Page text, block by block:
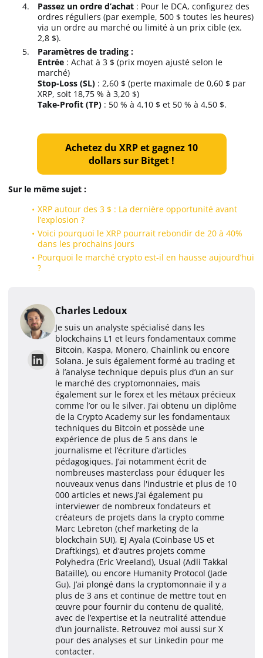
Passez un ordre d’achat : Pour le DCA, configurez des
ordres réguliers (par exemple, 500 $ toutes les heures)
via un ordre au marché ou limité à un prix cible (ex.
2,8 $).
Paramètres de trading :
Entrée : Achat à 3 $ (prix moyen ajusté selon le
marché)
Stop-Loss (SL) : 2,60 $ (perte maximale de 0,60 $ par
XRP, soit 18,75 % à 3,20 $)
Take-Profit (TP) : 50 % à 4,10 $ et 50 % à 4,50 $.
Achetez du XRP et gagnez 10
dollars sur Bitget !
Sur le même sujet :
XRP autour des 3 $ : La dernière opportunité avant
l’explosion ?
Voici pourquoi le XRP pourrait rebondir de 20 à 40%
dans les prochains jours
Pourquoi le marché crypto est-il en hausse aujourd’hui
?
Charles Ledoux
Je suis un analyste spécialisé dans les
blockchains L1 et leurs fondamentaux comme
Bitcoin, Kaspa, Monero, Chainlink ou encore
Solana. Je suis également formé au trading et
à l’analyse technique depuis plus d’un an sur
le marché des cryptomonnaies, mais
également sur le forex et les métaux précieux
comme l’or ou le silver. J’ai obtenu un diplôme
de la Crypto Academy sur les fondamentaux
techniques du Bitcoin et possède une
expérience de plus de 5 ans dans le
journalisme et l’écriture d’articles
pédagogiques. J’ai notamment écrit de
nombreuses masterclass pour éduquer les
nouveaux venus dans l'industrie et plus de 10
000 articles et news.J’ai également pu
interviewer de nombreux fondateurs et
créateurs de projets dans la crypto comme
Marc Lebreton (chef marketing de la
blockchain SUI), EJ Ayala (Coinbase US et
Draftkings), et d’autres projets comme
Polyhedra (Eric Vreeland), Usual (Adli Takkal
Bataille), ou encore Humanity Protocol (Jade
Gu). J’ai plongé dans la cryptomonnaie il y a
plus de 3 ans et continue de mettre tout en
œuvre pour fournir du contenu de qualité,
avec de l’expertise et la neutralité attendue
d’un journaliste. Retrouvez moi aussi sur X
pour des analyses et sur Linkedin pour me
contacter.